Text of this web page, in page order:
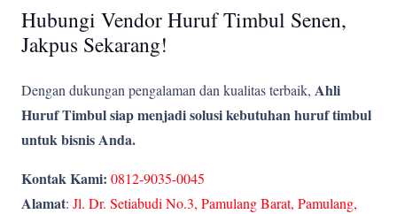
Hubungi Vendor Huruf Timbul Senen,
Jakpus Sekarang!
Dengan dukungan pengalaman dan kualitas terbaik, Ahli
Huruf Timbul siap menjadi solusi kebutuhan huruf timbul
untuk bisnis Anda.
Kontak Kami: 0812-9035-0045
Alamat: Jl. Dr. Setiabudi No.3, Pamulang Barat, Pamulang,